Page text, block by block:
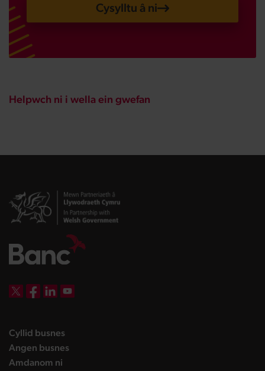
Cysylltu â ni
Helpwch ni i wella ein gwefan
Cyllid busneslanding page
Angen busneslanding page
Amdanom ni